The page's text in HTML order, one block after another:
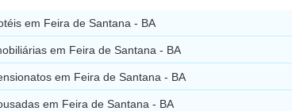
em Feira de Santana - BA
em Feira de Santana - BA
em Feira de Santana - BA
em Feira de Santana - BA